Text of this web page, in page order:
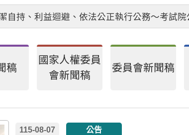
自持、利益迴避、依法公正執行公務～考試
稿
國家人權委員
會新聞稿
委員會新聞稿
115-08-07 公告